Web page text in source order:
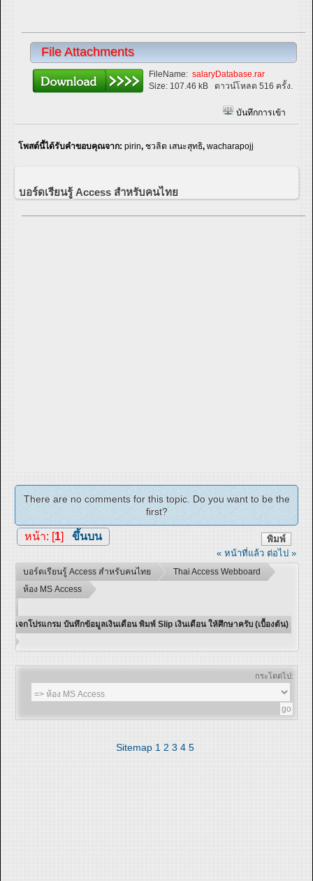
File Attachments
FileName:salaryDatabase.rar
Size: 107.46 kB ดาวน์โหลด 516 ครั้ง.
บันทึกการเข้า
โพสต์นี้ได้รับคำขอบคุณจาก: pirin, ชวลิต เสนะสุทธิ, wacharapojj
บอร์ดเรียนรู้ Access สำหรับคนไทย
There are no comments for this topic. Do you want to be the
first?
พิมพ์
หน้า: [1] ขึ้นบน
« หน้าที่แล้ว ต่อไป »
บอร์ดเรียนรู้ Access สำหรับคนไทย
Thai Access Webboard
ห้อง MS Access
แจกโปรแกรม บันทึกข้อมูลเงินเดือน พิมพ์ Slip เงินเดือน ให้ศึกษาครับ (เบื้องต้น)
กระโดดไป:
Sitemap 1 2 3 4 5